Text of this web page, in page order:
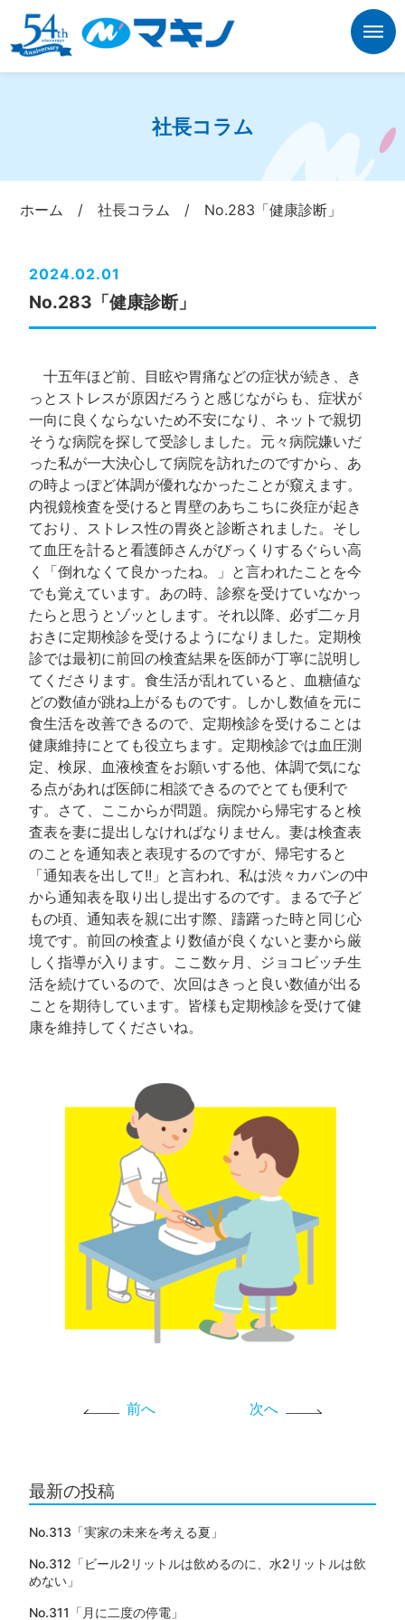
社長コラム
ホーム /社長コラム / No.283「健康診断」
2024.02.01
No.283「健康診断」
十五年ほど前、目眩や胃痛などの症状が続き、き
っとストレスが原因だろうと感じながらも、症状が
一向に良くならないため不安になり、ネットで親切
そうな病院を探して受診しました。元々病院嫌いだ
った私が一大決心して病院を訪れたのですから、あ
の時よっぽど体調が優れなかったことが窺えます。
内視鏡検査を受けると胃壁のあちこちに炎症が起き
ており、ストレス性の胃炎と診断されました。そし
て血圧を計ると看護師さんがびっくりするぐらい高
く「倒れなくて良かったね。」と言われたことを今
でも覚えています。あの時、診察を受けていなかっ
たらと思うとゾッとします。それ以降、必ず二ヶ月
おきに定期検診を受けるようになりました。定期検
診では最初に前回の検査結果を医師が丁寧に説明し
てくださります。食生活が乱れていると、血糖値な
どの数値が跳ね上がるものです。しかし数値を元に
食生活を改善できるので、定期検診を受けることは
健康維持にとても役立ちます。定期検診では血圧測
定、検尿、血液検査をお願いする他、体調で気にな
る点があれば医師に相談できるのでとても便利で
す。さて、ここからが問題。病院から帰宅すると検
査表を妻に提出しなければなりません。妻は検査表
のことを通知表と表現するのですが、帰宅すると
「通知表を出して!!」と言われ、私は渋々カバンの中
から通知表を取り出し提出するのです。まるで子ど
もの頃、通知表を親に出す際、躊躇った時と同じ心
境です。前回の検査より数値が良くないと妻から厳
しく指導が入ります。ここ数ヶ月、ジョコビッチ生
活を続けているので、次回はきっと良い数値が出る
ことを期待しています。皆様も定期検診を受けて健
康を維持してくださいね。
前へ 次へ
最新の投稿
No.313「実家の未来を考える夏」
No.312「ビール2リットルは飲めるのに、水2リットルは飲
めない」
No.311「月に二度の停電」